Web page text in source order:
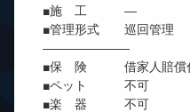
■施 工 ―
■管理形式 巡回管理
―――――――
■保 険 借家人賠償付
■ペット 不可
■楽 器 不可